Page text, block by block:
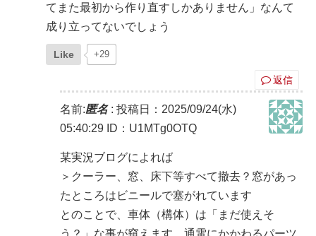
てまた最初から作り直すしかありません」なんて
成り立ってないでしょう
Like +29
返信
名前:匿名: 投稿日：2025/09/24(水)
05:40:29 ID：U1MTg0OTQ
某実況ブログによれば
＞クーラー、窓、床下等すべて撤去？窓があっ
たところはビニールで塞がれています
とのことで、車体（構体）は「まだ使えそ
う？」な事が窺えます。通電にかかわるパーツ